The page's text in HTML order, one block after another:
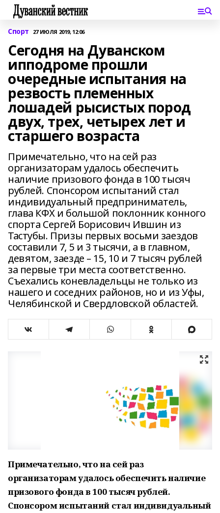
Спорт 27 ИЮЛЯ 2019, 12:06
Сегодня на Дуванском
ипподроме прошли
очередные испытания на
резвость племенных
лошадей рысистых пород
двух, трех, четырех лет и
старшего возраста
Примечательно, что на сей раз
организаторам удалось обеспечить
наличие призового фонда в 100 тысяч
рублей. Спонсором испытаний стал
индивидуальный предприниматель,
глава КФХ и большой поклонник конного
спорта Сергей Борисович Ившин из
Тастубы. Призы первых восьми заездов
составили 7, 5 и 3 тысячи, а в главном,
девятом, заезде – 15, 10 и 7 тысяч рублей
за первые три места соответственно.
Съехались коневладельцы не только из
нашего и соседних районов, но и из Уфы,
Челябинской и Свердловской областей.
Примечательно, что на сей раз
организаторам удалось обеспечить наличие
призового фонда в 100 тысяч рублей.
Спонсором испытаний стал индивидуальный